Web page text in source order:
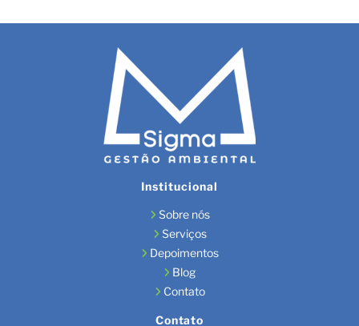
Institucional
Sobre nós
Serviços
Depoimentos
Blog
Contato
Contato